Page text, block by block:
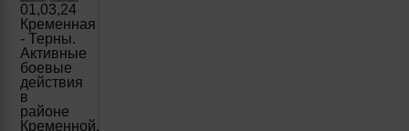
01,03,24
Кременная
- Терны.
Активные
боевые
действия
в
районе
Кременной.